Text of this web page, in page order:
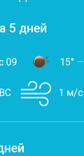
5 дней
09 15° —
1 м/с